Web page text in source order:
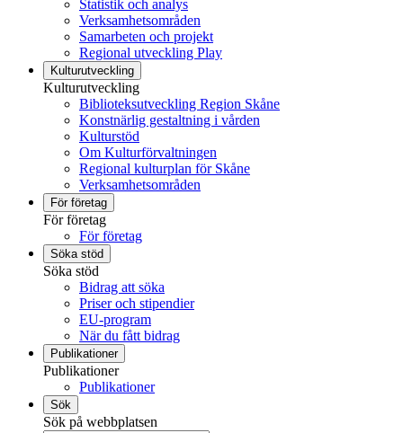
Statistik och analys
Verksamhetsområden
Samarbeten och projekt
Regional utveckling Play
Kulturutveckling
Kulturutveckling
Biblioteksutveckling Region Skåne
Konstnärlig gestaltning i vården
Kulturstöd
Om Kulturförvaltningen
Regional kulturplan för Skåne
Verksamhetsområden
För företag
För företag
För företag
Söka stöd
Söka stöd
Bidrag att söka
Priser och stipendier
EU-program
När du fått bidrag
Publikationer
Publikationer
Publikationer
Sök
Sök på webbplatsen